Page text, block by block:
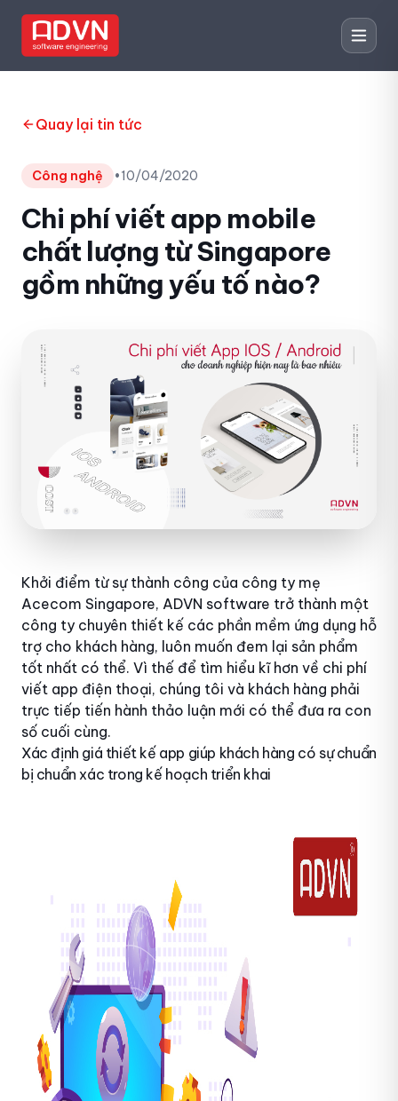
Quay lại tin tức
Công nghệ •10/04/2020
Chi phí viết app mobile
chất lượng từ Singapore
gồm những yếu tố nào?
Khởi điểm từ sự thành công của công ty mẹ
Acecom Singapore, ADVN software trở thành một
công ty chuyên thiết kế các phần mềm ứng dụng hỗ
trợ cho khách hàng, luôn muốn đem lại sản phẩm
tốt nhất có thể. Vì thế để tìm hiểu kĩ hơn về chi phí
viết app điện thoại, chúng tôi và khách hàng phải
trực tiếp tiến hành thảo luận mới có thể đưa ra con
số cuối cùng.
Xác định giá thiết kế app giúp khách hàng có sự chuẩn
bị chuẩn xác trong kế hoạch triển khai